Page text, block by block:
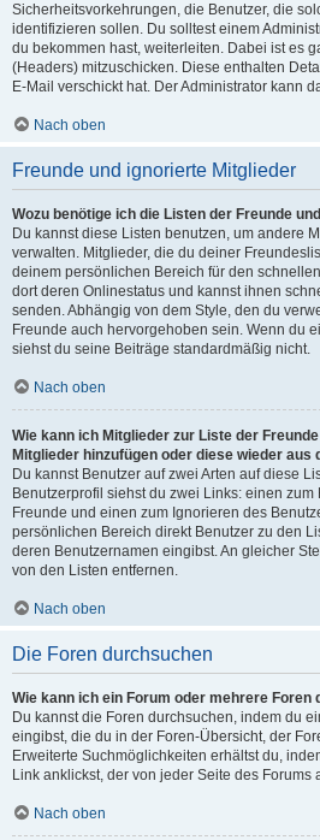
Sicherheitsvorkehrungen, die Benutzer, die
identifizieren sollen. Du solltest einem
du bekommen hast, weiterleiten. Dabei ist es
(Headers) mitzuschicken. Diese enthalten
E-Mail verschickt hat. Der Administrator kann
Nach oben
Freunde und ignorierte Mitglieder
Wozu benötige ich die Listen der Freunde
Du kannst diese Listen benutzen, um andere
verwalten. Mitglieder, die du deiner
deinem persönlichen Bereich für den
dort deren Onlinestatus und kannst ihnen
senden. Abhängig von dem Style, den du
Freunde auch hervorgehoben sein. Wenn du
siehst du seine Beiträge standardmäßig nicht.
Nach oben
Wie kann ich Mitglieder zur Liste der
Mitglieder hinzufügen oder diese wieder aus
Du kannst Benutzer auf zwei Arten auf diese
Benutzerprofil siehst du zwei Links: einen
Freunde und einen zum Ignorieren des
persönlichen Bereich direkt Benutzer zu den
deren Benutzernamen eingibst. An gleicher
von den Listen entfernen.
Nach oben
Die Foren durchsuchen
Wie kann ich ein Forum oder mehrere Foren
Du kannst die Foren durchsuchen, indem du
eingibst, die du in der Foren-Übersicht, der
Erweiterte Suchmöglichkeiten erhältst du,
Link anklickst, der von jeder Seite des Forums
Nach oben